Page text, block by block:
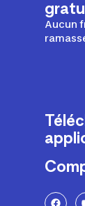
Aucun